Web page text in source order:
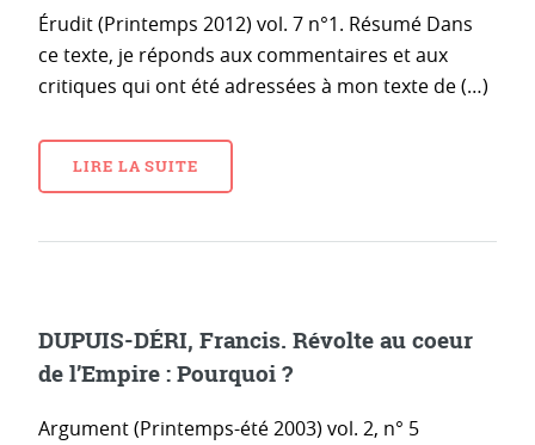
Érudit (Printemps 2012) vol. 7 n°1. Résumé Dans
ce texte, je réponds aux commentaires et aux
critiques qui ont été adressées à mon texte de (…)
LIRE LA SUITE
DUPUIS-DÉRI, Francis. Révolte au coeur
de l’Empire : Pourquoi ?
Argument (Printemps-été 2003) vol. 2, n° 5